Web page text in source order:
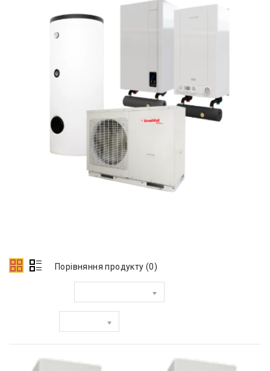
Порівняння продукту (0)